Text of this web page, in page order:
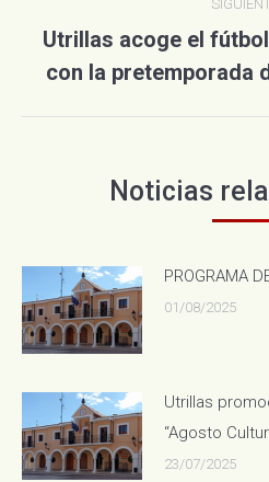
Utrillas acoge el
con la pretemporada
Noticias
PROGRAMA
01/08/2025
Utrillas
“Agosto
23/07/2025